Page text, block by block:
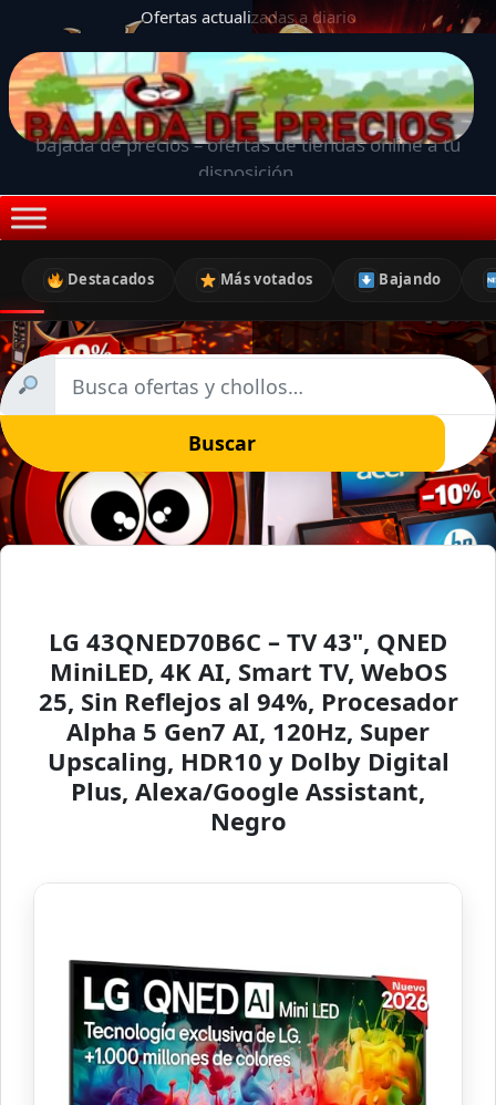
Ofertas actualizadas a diario
bajada de precios – ofertas de tiendas online a tu
disposición.
Destacados Más votados Bajando
Buscar
LG 43QNED70B6C – TV 43", QNED
MiniLED, 4K AI, Smart TV, WebOS
25, Sin Reflejos al 94%, Procesador
Alpha 5 Gen7 AI, 120Hz, Super
Upscaling, HDR10 y Dolby Digital
Plus, Alexa/Google Assistant,
Negro